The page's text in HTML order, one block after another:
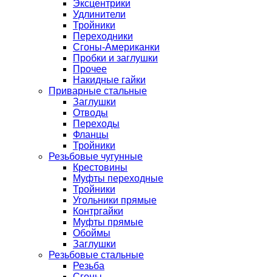
Эксцентрики
Удлинители
Тройники
Переходники
Сгоны-Американки
Пробки и заглушки
Прочее
Накидные гайки
Приварные стальные
Заглушки
Отводы
Переходы
Фланцы
Тройники
Резьбовые чугунные
Крестовины
Муфты переходные
Тройники
Угольники прямые
Контргайки
Муфты прямые
Обоймы
Заглушки
Резьбовые стальные
Резьба